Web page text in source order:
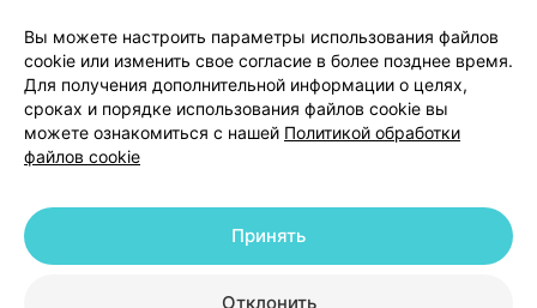
Способы оплаты
Вакансии
Партнеры
Написать руководителю 103.by
Написать в поддержку
Персональные настройки Cookie
© 2026 ООО «Артокс Лаб», УНП 191700409 | 220012, Республика Беларусь,
+375 291212755
Вы можете настроить параметры использования файлов
cookie или изменить свое согласие в более позднее время.
Для получения дополнительной информации о целях,
сроках и порядке использования файлов cookie вы
можете ознакомиться с нашей Политикой обработки
файлов cookie
Отклонить
Принять